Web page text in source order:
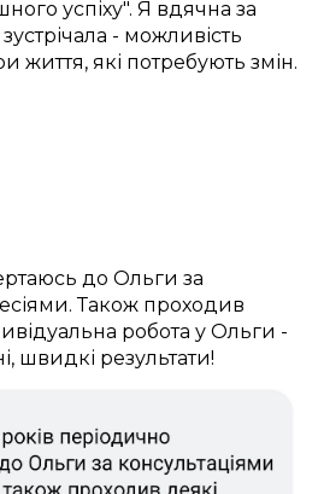
успіху". Я вдячна за
- можливість
життя, які потребують змін.
до Ольги за
Також проходив
робота у Ольги -
швидкі результати!